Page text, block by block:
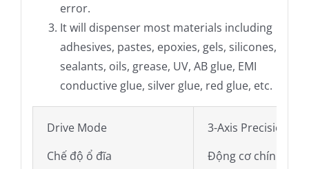
error.
It will dispenser most materials including
adhesives, pastes, epoxies, gels, silicones,
sealants, oils, grease, UV, AB glue, EMI
conductive glue, silver glue, red glue, etc.
Drive Mode
Chế độ ổ đĩa
3-Axis Precision
Động cơ chính xác